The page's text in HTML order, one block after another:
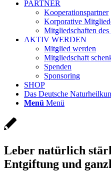
PARTNER
Kooperationspartner
Korporative
Mitgliedschaften
AKTIV WERDEN
Mitglied werden
Mitgliedschaft
Spenden
Sponsoring
SHOP
Das Deutsche
Menü Menü
Leber natürlich
Entgiftung und